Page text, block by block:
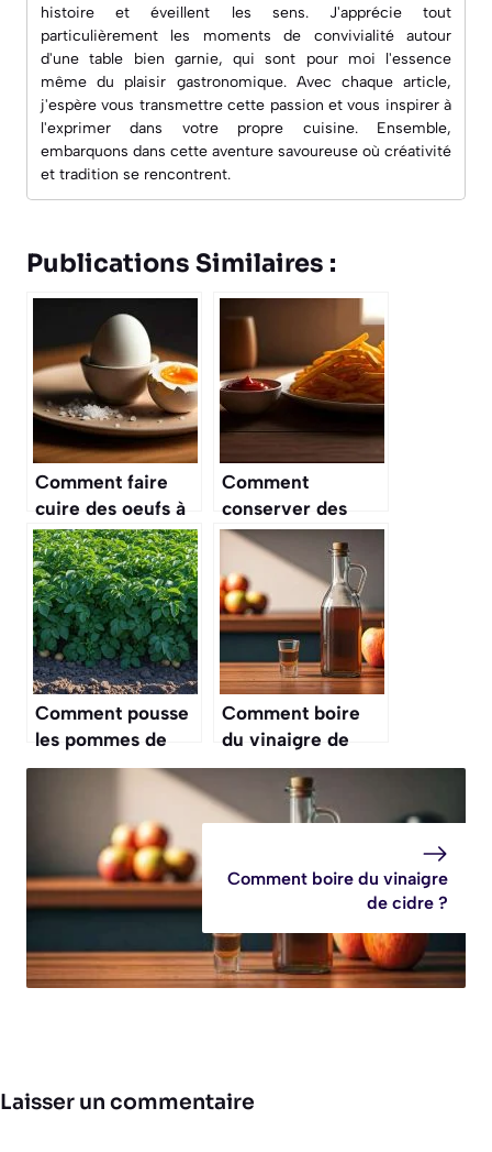
histoire et éveillent les sens. J'apprécie tout
particulièrement les moments de convivialité autour
d'une table bien garnie, qui sont pour moi l'essence
même du plaisir gastronomique. Avec chaque article,
j'espère vous transmettre cette passion et vous inspirer à
l'exprimer dans votre propre cuisine. Ensemble,
embarquons dans cette aventure savoureuse où créativité
et tradition se rencontrent.
Publications Similaires :
Comment faire
cuire des oeufs à
la coque ?
Comment
conserver des
frites fraîches ?
Comment pousse
les pommes de
terre ?
Comment boire
du vinaigre de
cidre ?
Comment boire du vinaigre
de cidre ?
Laisser un commentaire